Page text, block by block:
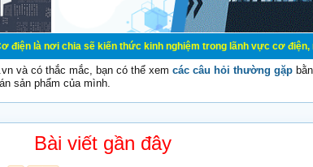
chia sẽ kiến thức kinh nghiệm trong lãnh vực cơ điện, mua
và có thắc mắc, bạn có thể xem các câu hỏi thường gặp
sản phẩm của mình.
Bài viết gần đây